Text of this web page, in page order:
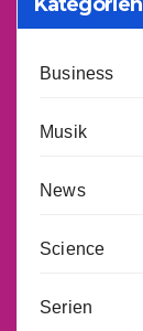
Business
Musik
News
Science
Serien